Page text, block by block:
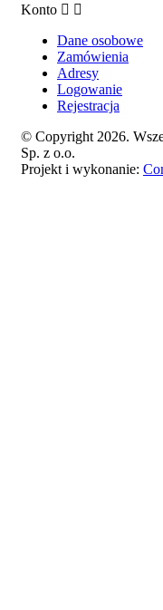
Konto
Dane osobowe
Zamówienia
Adresy
Logowanie
Rejestracja
© Copyright 2026.
Sp. z o.o.
Projekt i wykonanie: